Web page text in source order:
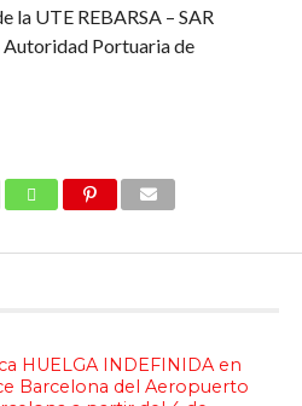
la UTE REBARSA – SAR
Autoridad Portuaria de
HUELGA INDEFINIDA en
Barcelona del Aeropuerto